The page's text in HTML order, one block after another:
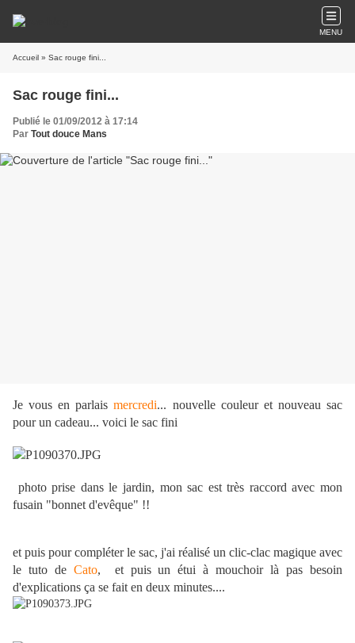
MENU
Accueil » Sac rouge fini...
Sac rouge fini...
Publié le 01/09/2012 à 17:14
Par Tout douce Mans
Je vous en parlaismercredi... nouvelle couleur et nouveau sac
pour un cadeau... voici le sac fini
photo prise dans le jardin, mon sac est très raccord avec mon
fusain "bonnet d'evêque" !!
et puis pour compléter le sac, j'ai réalisé un clic-clac magique avec
le tuto de Cato, et puis un étui à mouchoir là pas besoin
d'explications ça se fait en deux minutes....